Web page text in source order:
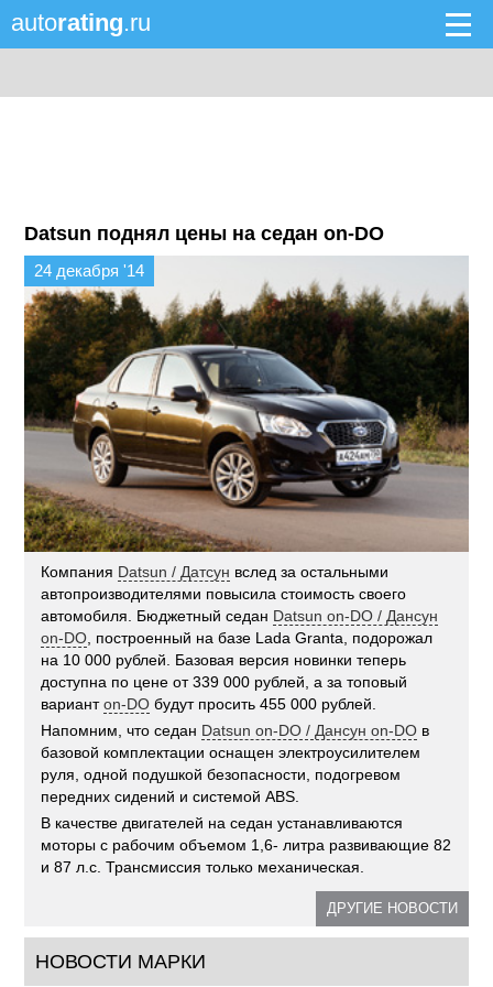
autorating.ru
Datsun поднял цены на седан on-DO
24 декабря '14
Компания Datsun / Датсун вслед за остальными
автопроизводителями повысила стоимость своего
автомобиля. Бюджетный седан Datsun on-DO / Дансун
on-DO , построенный на базе Lada Granta, подорожал
на 10 000 рублей. Базовая версия новинки теперь
доступна по цене от 339 000 рублей, а за топовый
вариантon-DO будут просить 455 000 рублей.
Напомним, что седан Datsun on-DO / Дансун on-DO в
базовой комплектации оснащен электроусилителем
руля, одной подушкой безопасности, подогревом
передних сидений и системой ABS.
В качестве двигателей на седан устанавливаются
моторы с рабочим объемом 1,6- литра развивающие 82
и 87 л.с. Трансмиссия только механическая.
ДРУГИЕ НОВОСТИ
НОВОСТИ МАРКИ